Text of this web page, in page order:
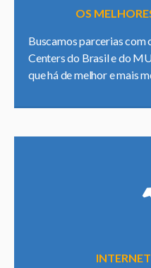
OS
Buscamos parcerias
Centers do Brasil e do
que há de melhor e mais